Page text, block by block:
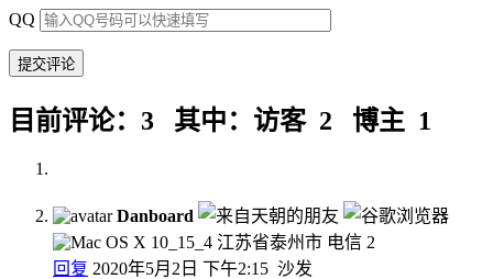
QQ
目前评论：3 其中：访客 2 博主 1
Danboard
江苏省泰州市 电信 2
回复 2020年5月2日 下午2:15 沙发